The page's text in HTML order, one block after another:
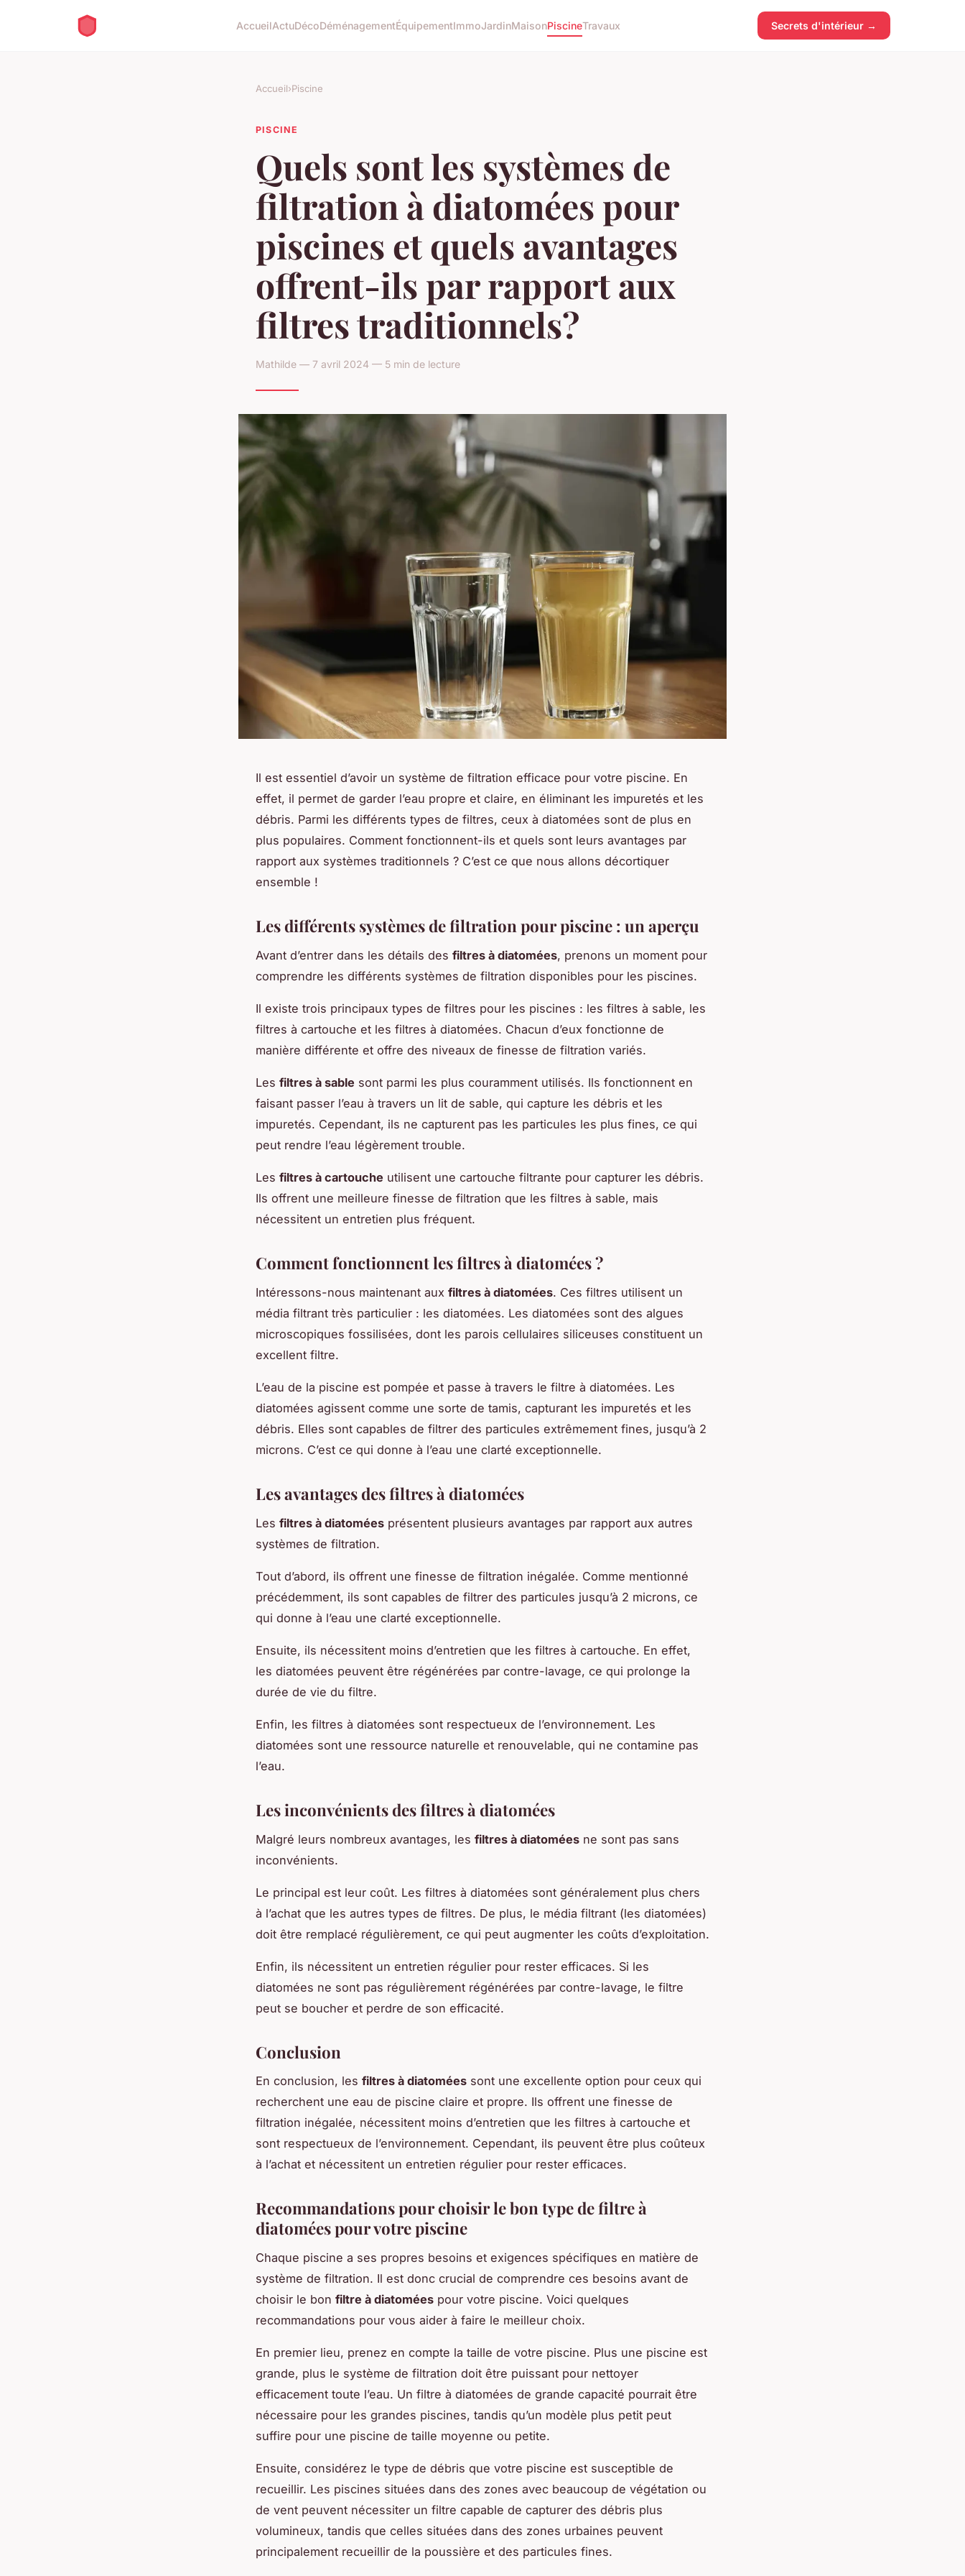
AccueilActuDécoDéménagementÉquipementImmoJardinMaisonPiscineTravaux Secrets d'intérieur →
Accueil›Piscine
PISCINE
Quels sont les systèmes de
filtration à diatomées pour
piscines et quels avantages
offrent-ils par rapport aux
filtres traditionnels?
Mathilde — 7 avril 2024 — 5 min de lecture
Il est essentiel d’avoir un système de filtration efficace pour votre piscine. En
effet, il permet de garder l’eau propre et claire, en éliminant les impuretés et les
débris. Parmi les différents types de filtres, ceux à diatomées sont de plus en
plus populaires. Comment fonctionnent-ils et quels sont leurs avantages par
rapport aux systèmes traditionnels ? C’est ce que nous allons décortiquer
ensemble !
Les différents systèmes de filtration pour piscine : un aperçu
Avant d’entrer dans les détails des filtres à diatomées, prenons un moment pour
comprendre les différents systèmes de filtration disponibles pour les piscines.
Il existe trois principaux types de filtres pour les piscines : les filtres à sable, les
filtres à cartouche et les filtres à diatomées. Chacun d’eux fonctionne de
manière différente et offre des niveaux de finesse de filtration variés.
Les filtres à sable sont parmi les plus couramment utilisés. Ils fonctionnent en
faisant passer l’eau à travers un lit de sable, qui capture les débris et les
impuretés. Cependant, ils ne capturent pas les particules les plus fines, ce qui
peut rendre l’eau légèrement trouble.
Les filtres à cartouche utilisent une cartouche filtrante pour capturer les débris.
Ils offrent une meilleure finesse de filtration que les filtres à sable, mais
nécessitent un entretien plus fréquent.
Comment fonctionnent les filtres à diatomées ?
Intéressons-nous maintenant aux filtres à diatomées. Ces filtres utilisent un
média filtrant très particulier : les diatomées. Les diatomées sont des algues
microscopiques fossilisées, dont les parois cellulaires siliceuses constituent un
excellent filtre.
L’eau de la piscine est pompée et passe à travers le filtre à diatomées. Les
diatomées agissent comme une sorte de tamis, capturant les impuretés et les
débris. Elles sont capables de filtrer des particules extrêmement fines, jusqu’à 2
microns. C’est ce qui donne à l’eau une clarté exceptionnelle.
Les avantages des filtres à diatomées
Les filtres à diatomées présentent plusieurs avantages par rapport aux autres
systèmes de filtration.
Tout d’abord, ils offrent une finesse de filtration inégalée. Comme mentionné
précédemment, ils sont capables de filtrer des particules jusqu’à 2 microns, ce
qui donne à l’eau une clarté exceptionnelle.
Ensuite, ils nécessitent moins d’entretien que les filtres à cartouche. En effet,
les diatomées peuvent être régénérées par contre-lavage, ce qui prolonge la
durée de vie du filtre.
Enfin, les filtres à diatomées sont respectueux de l’environnement. Les
diatomées sont une ressource naturelle et renouvelable, qui ne contamine pas
l’eau.
Les inconvénients des filtres à diatomées
Malgré leurs nombreux avantages, les filtres à diatomées ne sont pas sans
inconvénients.
Le principal est leur coût. Les filtres à diatomées sont généralement plus chers
à l’achat que les autres types de filtres. De plus, le média filtrant (les diatomées)
doit être remplacé régulièrement, ce qui peut augmenter les coûts d’exploitation.
Enfin, ils nécessitent un entretien régulier pour rester efficaces. Si les
diatomées ne sont pas régulièrement régénérées par contre-lavage, le filtre
peut se boucher et perdre de son efficacité.
Conclusion
En conclusion, les filtres à diatomées sont une excellente option pour ceux qui
recherchent une eau de piscine claire et propre. Ils offrent une finesse de
filtration inégalée, nécessitent moins d’entretien que les filtres à cartouche et
sont respectueux de l’environnement. Cependant, ils peuvent être plus coûteux
à l’achat et nécessitent un entretien régulier pour rester efficaces.
Recommandations pour choisir le bon type de filtre à
diatomées pour votre piscine
Chaque piscine a ses propres besoins et exigences spécifiques en matière de
système de filtration. Il est donc crucial de comprendre ces besoins avant de
choisir le bon filtre à diatomées pour votre piscine. Voici quelques
recommandations pour vous aider à faire le meilleur choix.
En premier lieu, prenez en compte la taille de votre piscine. Plus une piscine est
grande, plus le système de filtration doit être puissant pour nettoyer
efficacement toute l’eau. Un filtre à diatomées de grande capacité pourrait être
nécessaire pour les grandes piscines, tandis qu’un modèle plus petit peut
suffire pour une piscine de taille moyenne ou petite.
Ensuite, considérez le type de débris que votre piscine est susceptible de
recueillir. Les piscines situées dans des zones avec beaucoup de végétation ou
de vent peuvent nécessiter un filtre capable de capturer des débris plus
volumineux, tandis que celles situées dans des zones urbaines peuvent
principalement recueillir de la poussière et des particules fines.